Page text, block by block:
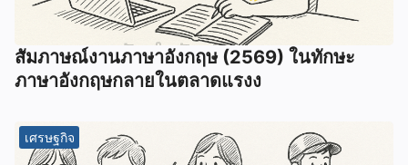
สัมภาษณ์งานภาษาอังกฤษ (2569) ในทักษะ
ภาษาอังกฤษกลายในตลาดแรงง
เศรษฐกิจ